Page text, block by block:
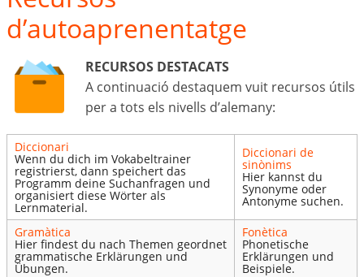
d’autoaprenentatge
RECURSOS DESTACATS
A continuació destaquem vuit recursos útils
per a tots els nivells d’alemany:
Diccionari
Wenn du dich im Vokabeltrainer
registrierst, dann speichert das
Programm deine Suchanfragen und
organisiert diese Wörter als
Lernmaterial.
Diccionari de
sinònims
Hier kannst du
Synonyme oder
Antonyme suchen.
Gramàtica
Hier findest du nach Themen geordnet
grammatische Erklärungen und
Übungen.
Fonètica
Phonetische
Erklärungen und
Beispiele.